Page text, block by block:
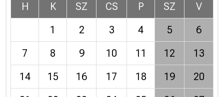
H
K SZ CS P SZ
V
1
2 3 4 5
6
7
8 9 10 11 12
13
14
15 16 17 18 19
20